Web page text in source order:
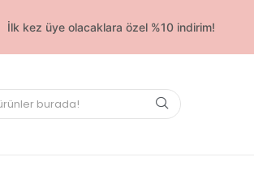
İlk kez üye olacaklara özel %10 indirim!